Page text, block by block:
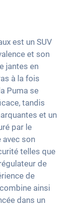
est un SUV
et son
jantes en
à la fois
Puma se
tandis
et un
par le
son
telles que
de
de
ainsi
dans un